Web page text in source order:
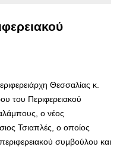
Θεσσαλίας κ.
του Περιφερειακού
ο νέος
Τσιαπλές, ο οποίος
συμβούλου και